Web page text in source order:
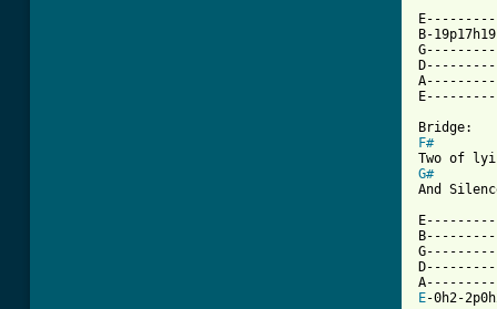
E---------
B-
F#
G#
And
E-0h2-